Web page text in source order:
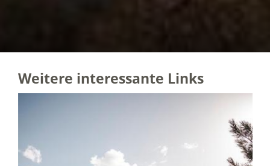
Weitere interessante Links